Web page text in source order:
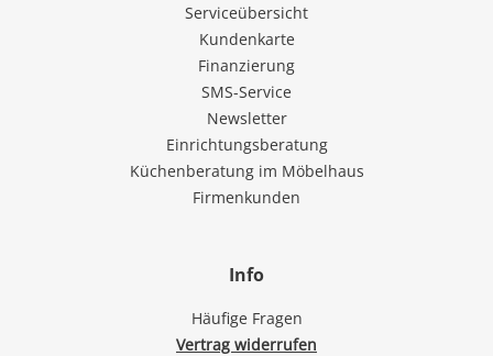
Serviceübersicht
Kundenkarte
Finanzierung
SMS-Service
Newsletter
Einrichtungsberatung
Küchenberatung im Möbelhaus
Firmenkunden
Info
Häufige Fragen
Vertrag widerrufen